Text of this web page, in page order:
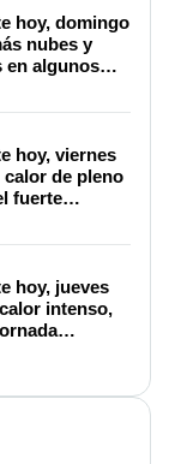
hoy, domingo
nubes y
en algunos
hoy, viernes
calor de pleno
fuerte
hoy, jueves
intenso,
temperaturas